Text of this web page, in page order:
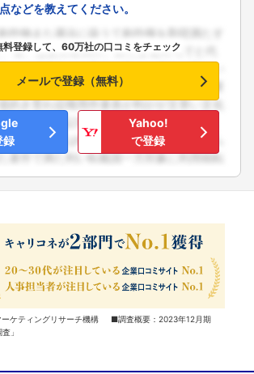
などを教えてください。
料登録して、60万社の口コミをチェック
メールで登録（無料）
録
Yahoo!
で登録
ーケティングリサーチ機構 ■調査概要：2023年12月期
」